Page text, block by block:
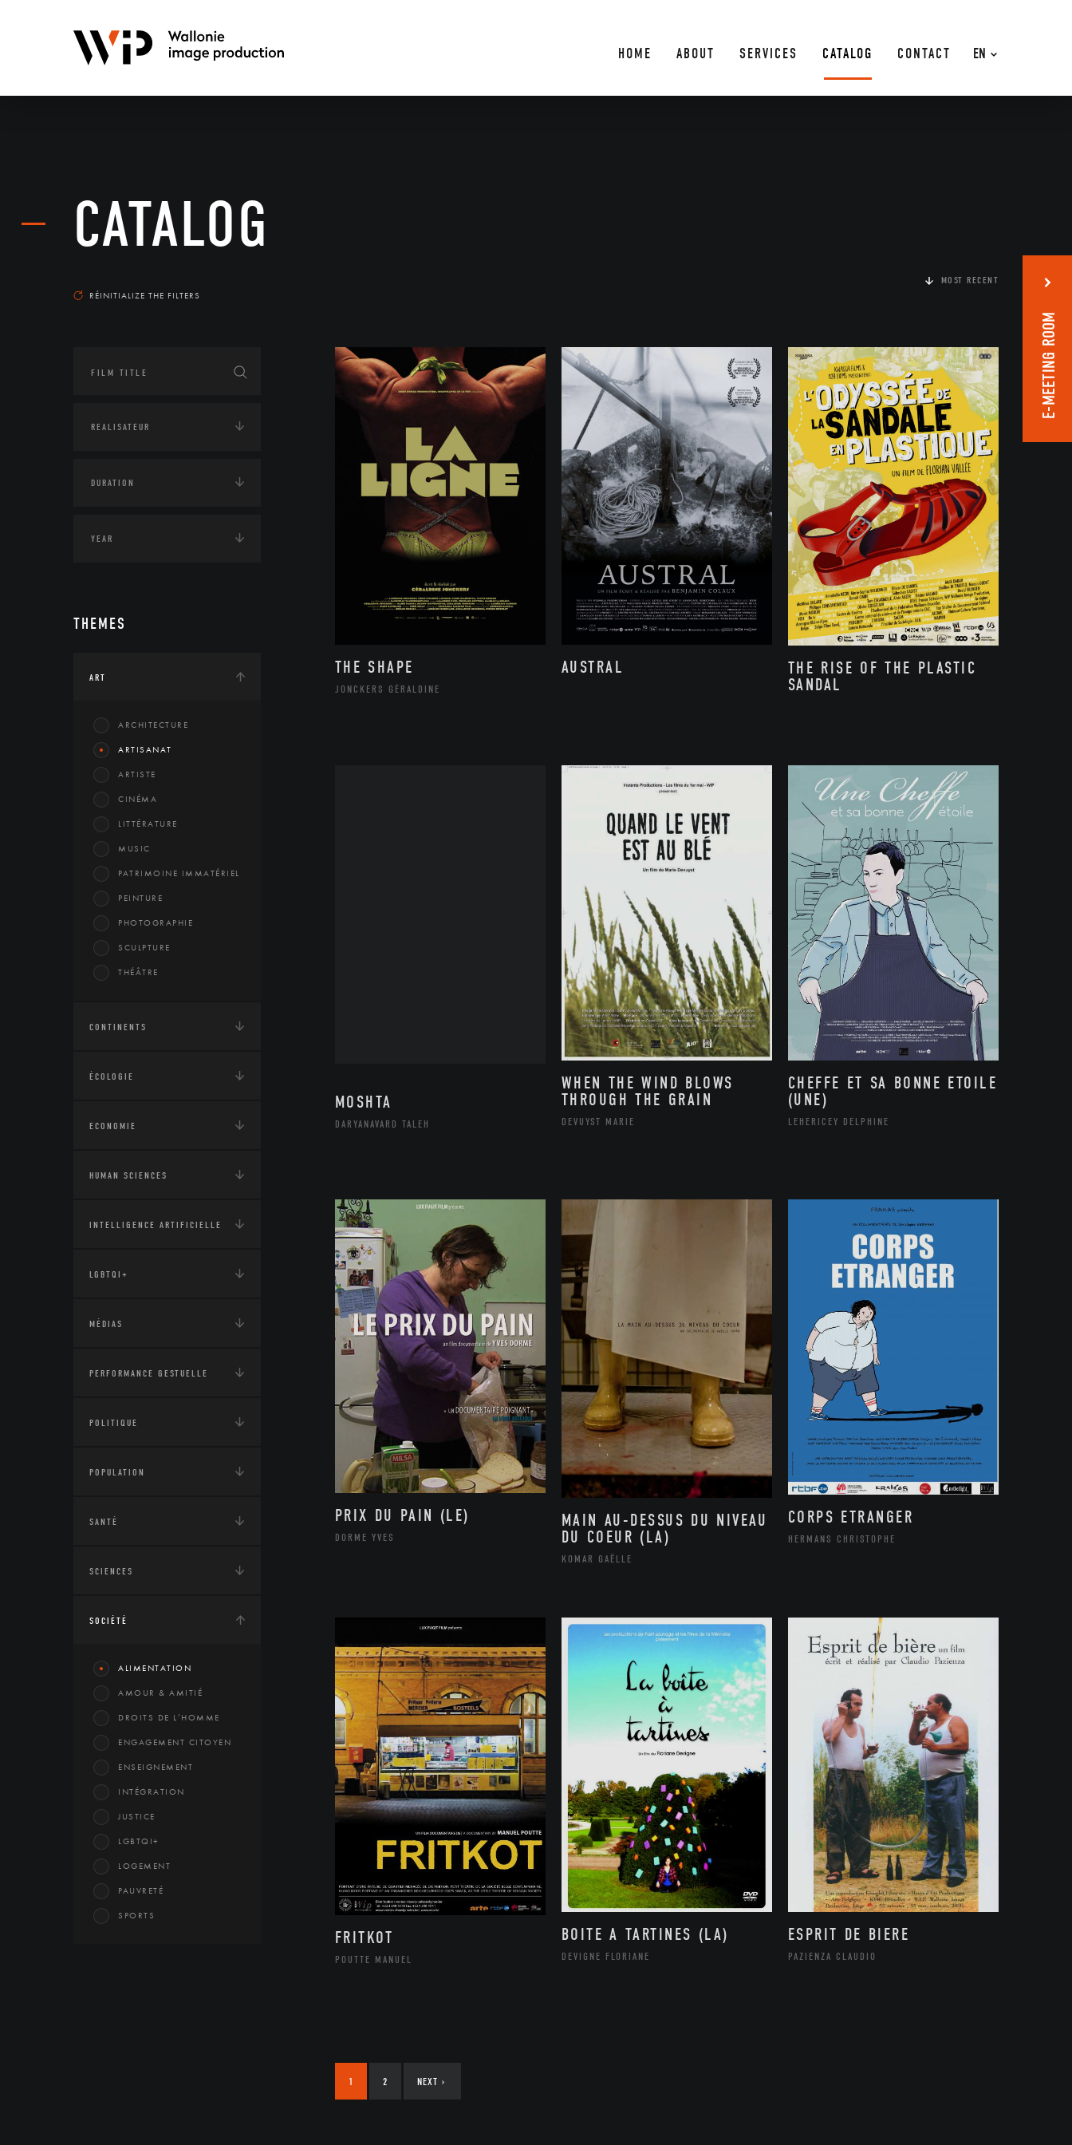
EN
HOME ABOUT SERVICES CATALOG CONTACT
CATALOG
RÉINITIALIZE THE FILTERS
THEMES
ART
ARCHITECTURE
ARTISANAT
ARTISTE
CINÉMA
LITTÉRATURE
MUSIC
PATRIMOINE IMMATÉRIEL
PEINTURE
PHOTOGRAPHIE
SCULPTURE
THÉÂTRE
CONTINENTS
ÉCOLOGIE
ECONOMIE
HUMAN SCIENCES
INTELLIGENCE ARTIFICIELLE
LGBTQI+
MÉDIAS
PERFORMANCE GESTUELLE
POLITIQUE
POPULATION
SANTÉ
SCIENCES
SOCIÉTÉ
ALIMENTATION
AMOUR & AMITIÉ
DROITS DE L’HOMME
ENGAGEMENT CITOYEN
ENSEIGNEMENT
INTÉGRATION
JUSTICE
LGBTQI+
LOGEMENT
PAUVRETÉ
SPORTS
MOST RECENT
THE SHAPE
JONCKERS GÉRALDINE
AUSTRAL
THE RISE OF THE PLASTIC
SANDAL
MOSHTA
DARYANAVARD TALEH
WHEN THE WIND BLOWS
THROUGH THE GRAIN
DEVUYST MARIE
CHEFFE ET SA BONNE ETOILE
(UNE)
LEHERICEY DELPHINE
PRIX DU PAIN (LE)
DORME YVES
MAIN AU-DESSUS DU NIVEAU
DU COEUR (LA)
KOMAR GAËLLE
CORPS ETRANGER
HERMANS CHRISTOPHE
FRITKOT
POUTTE MANUEL
BOITE A TARTINES (LA)
DEVIGNE FLORIANE
ESPRIT DE BIERE
PAZIENZA CLAUDIO
1 2 NEXT ›
E-MEETING ROOM